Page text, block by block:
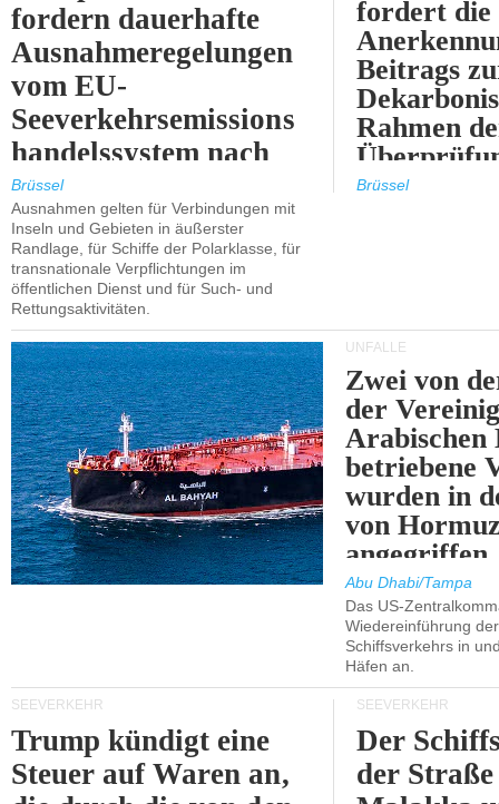
fordern dauerhafte
Ausnahmeregelungen
vom EU-
Seeverkehrsemissions
handelssystem nach
2030.
Brüssel
Ausnahmen gelten für Verbindungen mit
Inseln und Gebieten in äußerster
Randlage, für Schiffe der Polarklasse, für
transnationale Verpflichtungen im
öffentlichen Dienst und für Such- und
Rettungsaktivitäten.
fordert die
Beitrags
Rahmen
ETS.
Brüssel
UNFÄLLE
Zwei von
der
Arabischen
betriebene
wurden in
von
angegriffen.
Abu Dhabi/Tampa
Das US-
Wiedereinführung
Schiffsverkehrs in
Häfen an.
SEEVERKEHR
Trump kündigt eine
Steuer auf Waren an,
SEEVERKEHR
Der
der